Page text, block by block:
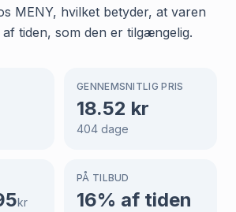
MENY, hvilket betyder, at varen
tiden, som den er tilgængelig.
GENNEMSNITLIG PRIS
18.52 kr
404 dage
kr
PÅ TILBUD
16% af tiden